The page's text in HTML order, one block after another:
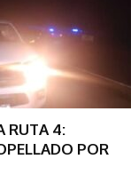
RUTA 4:
POR